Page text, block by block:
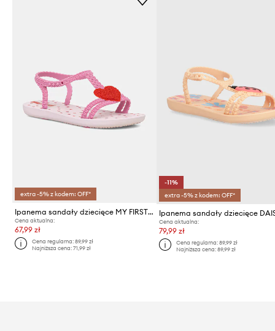
extra -5% z kodem: OFF*
Ipanema sandały dziecięce MY FIRST IPANEMA BABY
Cena aktualna:
67,99 zł
Cena regularna:89,99 zł
Najniższa cena:71,99 zł
-11%
extra -5% z kodem: OFF*
Cena aktualna:
79,99 zł
Cena regularna: 89,99 zł
Najniższa cena: 89,99 zł